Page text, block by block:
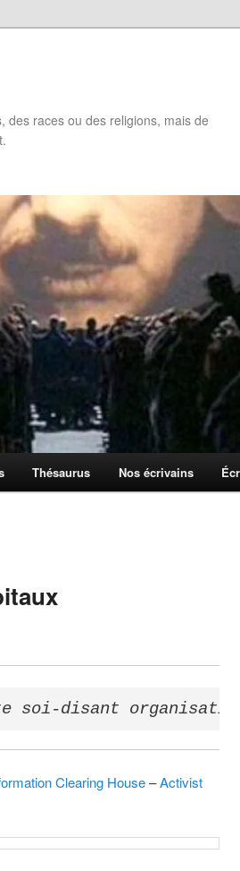
des races ou des religions, mais de
Thésaurus Nos écrivains
soi-disant
Clearing House–Activist